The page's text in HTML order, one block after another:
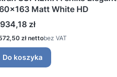
Matt White HD
zł
zł bez VAT
Do koszyka